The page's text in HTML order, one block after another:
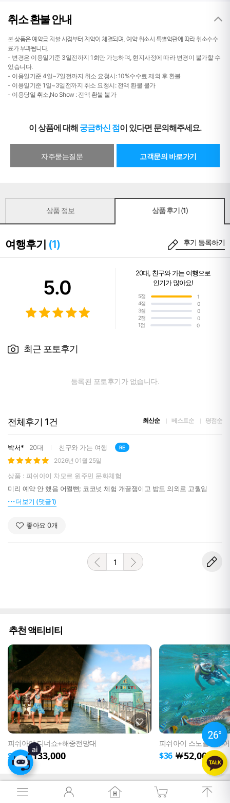
취소 환불 안내
본 상품은 예약금 지불 시점부터 계약이 체결되며, 예약 취소시 특별약관에 따라 취소수수
료가 부과됩니다.
- 변경은 이용일기준 3일전까지 1회만 가능하며, 현지사정에 따라 변경이 불가할 수
있습니다.
- 이용일기준 4일~7일전까지 취소 요청시: 10%수수료 제외 후 환불
- 이용일기준 1일~3일전까지 취소 요청시: 전액 환불 불가
- 이용당일 취소,No Show : 전액 환불 불가
이 상품에 대해 궁금하신 점이 있다면 문의해주세요.
자주묻는질문 고객문의 바로가기
상품 정보 상품 후기(1)
여행후기 (1) 후기 등록하기
5.0
20대, 친구와 가는 여행으로
인기가 많아요!
5점
1
4점
0
3점
0
2점
0
1점
0
최근 포토후기
등록된 포토후기가 없습니다.
전체후기 1건 최신순 베스트순 평점순
박서* 20대 친구와 가는 여행 RE
2026년 01월 25일
상품 : 피쉬아이 차모르 원주민 문화체험
미리 예약 안 했음 어쩔뻔; 코코넛 체험 개꿀잼이고 밥도 의외로 고퀄임
더보기 (댓글1)
좋아요 0개
1
추천 액티비티
피쉬아이 디너쇼+해중전망대
$92 ￦133,000
피쉬아이 스노클링투
$36 ￦52,000
서비스 이용약관 개인정보취급방침 회사소개
26°
26°
ai